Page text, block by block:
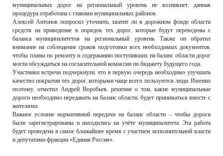
муниципальных дорог на региональный уровень не возникнет, данная
процедура отработана с главами муниципальных районов.
Алексей Антонов попросил уточнить, хватит ли в дорожном фонде области
средств на приведение в порядок тех дорог, которые будут переведены с
баланса муниципалитетов на региональный уровень. Также он обратил
внимание на соблюдение сроков подготовки всех необходимых документов,
чтобы планы по ремонту и содержанию поступивших на баланс области дорог
могли обсуждаться на согласительной комиссии по бюджету будущего года.
Участники встречи подчеркнули, что в первую очередь необходимо улучшать
качество покрытия тех дорог, которыми чаще всего пользуются люди. Именно
поэтому, отметил Андрей Воробьев, решение о том, какие муниципальные
дороги необходимо передавать на баланс области, будет приниматься вместе с
жителями.
Важное условие нормативной передачи на баланс области – чтобы дороги
были зарегистрированы и находились на учёте муниципалитета. Эта работа
будет проведена в самое ближайшее время с участием исполнительной власти
и депутатами фракции «Единая Россия».